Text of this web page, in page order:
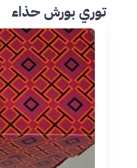
توري بورش حذاء